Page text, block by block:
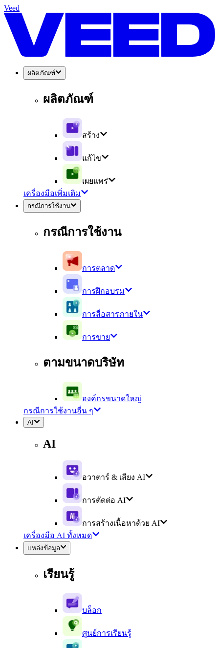
Veed
ผลิตภัณฑ์
ผลิตภัณฑ์
สร้าง
แก้ไข
เผยแพร่
เครื่องมือเพิ่มเติม
กรณีการใช้งาน
กรณีการใช้งาน
การตลาด
การฝึกอบรม
การสื่อสารภายใน
การขาย
ตามขนาดบริษัท
องค์กรขนาดใหญ่
กรณีการใช้งานอื่น ๆ
AI
AI
อวาตาร์ & เสียง AI
การตัดต่อ AI
การสร้างเนื้อหาด้วย AI
เครื่องมือ AI ทั้งหมด
แหล่งข้อมูล
เรียนรู้
บล็อก
ศูนย์การเรียนรู้